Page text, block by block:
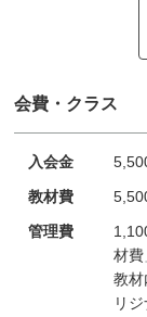
会費・クラス
入会金
教材費
管理費
材費
教
リ